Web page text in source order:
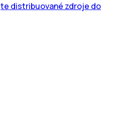
distribuované zdroje do